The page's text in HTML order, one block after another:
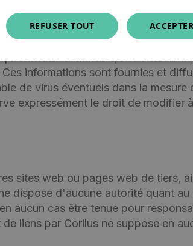
les « informations ») offerts
ce soit. Corilus ne peut être
informations sont fournies et
de virus éventuels dans la
expressément le droit de modifier
sites web ou pages web de tiers,
dispose d'aucune autorité quant
aucun cas être tenue pour
liens par Corilus ne suppose en
REFUSER TOUT